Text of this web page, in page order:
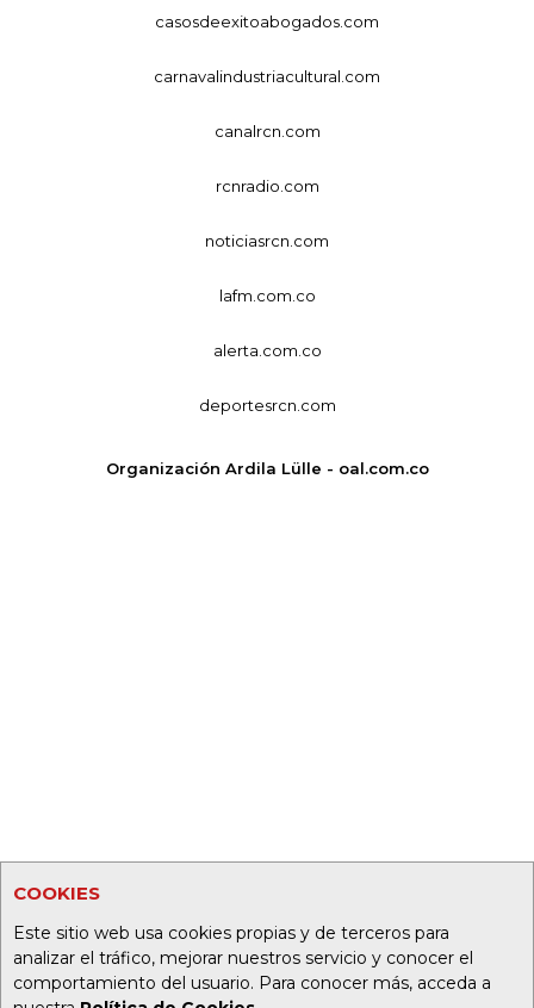
COOKIES
Este sitio web usa cookies propias y de terceros para
analizar el tráfico, mejorar nuestros servicio y conocer el
comportamiento del usuario. Para conocer más, acceda a
casosdeexitoabogados.com
carnavalindustriacultural.com
canalrcn.com
rcnradio.com
noticiasrcn.com
lafm.com.co
alerta.com.co
deportesrcn.com
Organización Ardila Lülle - oal.com.co